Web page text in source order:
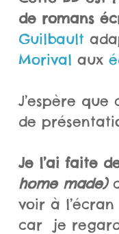
de romans
Guilbault
Morival aux
J’espère
de
Je l’ai faite
home made)
voir à
car je